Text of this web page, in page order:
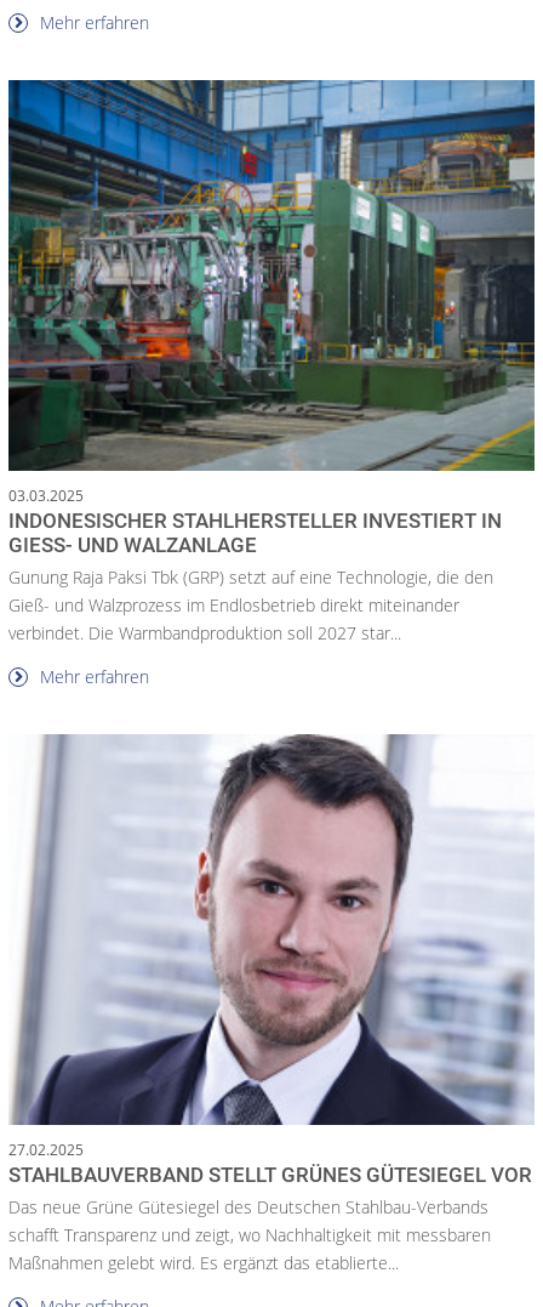
Mehr erfahren
03.03.2025
INDONESISCHER STAHLHERSTELLER INVESTIERT IN
GIESS- UND WALZANLAGE
Gunung Raja Paksi Tbk (GRP) setzt auf eine Technologie, die den
Gieß- und Walzprozess im Endlosbetrieb direkt miteinander
verbindet. Die Warmbandproduktion soll 2027 star...
Mehr erfahren
27.02.2025
STAHLBAUVERBAND STELLT GRÜNES GÜTESIEGEL VOR
Das neue Grüne Gütesiegel des Deutschen Stahlbau-Verbands
schafft Transparenz und zeigt, wo Nachhaltigkeit mit messbaren
Maßnahmen gelebt wird. Es ergänzt das etablierte...